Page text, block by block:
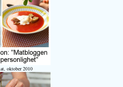
oktober 2010